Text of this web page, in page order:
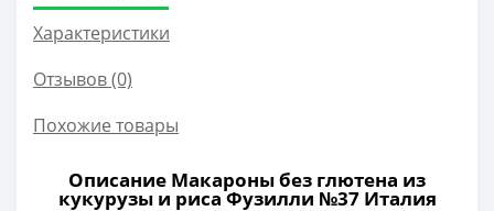
Характеристики
Отзывов (0)
Похожие товары
Описание Макароны без глютена из
кукурузы и риса Фузилли №37 Италия